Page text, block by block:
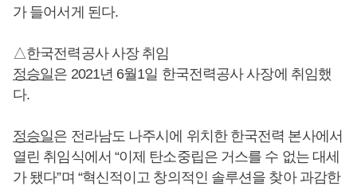
가 들어서게 된다.
△한국전력공사 사장 취임
정승일은 2021년 6월1일 한국전력공사 사장에 취임했
다.
정승일은 전라남도 나주시에 위치한 한국전력 본사에서
열린 취임식에서 “이제 탄소중립은 거스를 수 없는 대세
가 됐다”며 “혁신적이고 창의적인 솔루션을 찾아 과감한